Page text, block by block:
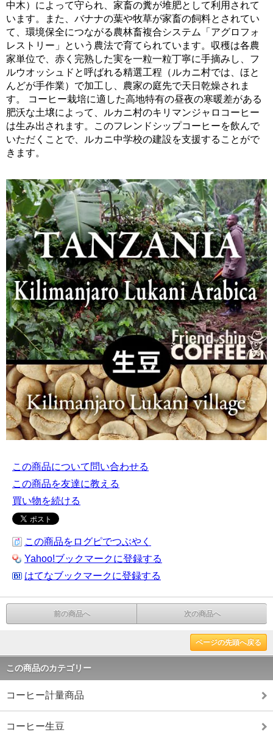
中木）によって守られ、家畜の糞が堆肥として利用されて
います。また、バナナの葉や牧草が家畜の飼料とされてい
て、環境保全につながる農林畜複合システム「アグロフォ
レストリー」という農法で育てられています。収穫は各農
家単位で、赤く完熟した実を一粒一粒丁寧に手摘みし、フ
ルウオッシュドと呼ばれる精選工程（ルカニ村では、ほと
んどが手作業）で加工し、農家の庭先で天日乾燥されま
す。 コーヒー栽培に適した高地特有の昼夜の寒暖差がある
肥沃な土壌によって、ルカニ村のキリマンジャロコーヒー
は生み出されます。このフレンドシップコーヒーを飲んで
いただくことで、ルカニ中学校の建設を支援することがで
きます。
この商品について問い合わせる
この商品を友達に教える
買い物を続ける
この商品をログピでつぶやく
Yahoo!ブックマークに登録する
はてなブックマークに登録する
前の商品へ 次の商品へ
ページの先頭へ戻る
この商品のカテゴリー
コーヒー計量商品
コーヒー生豆